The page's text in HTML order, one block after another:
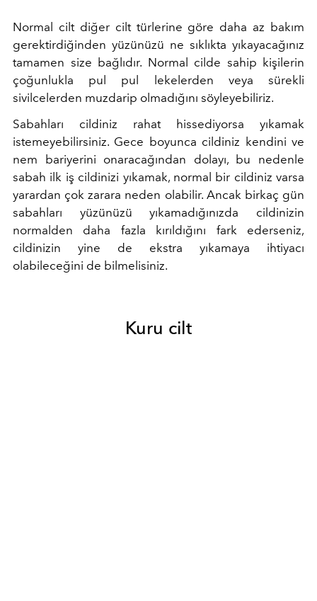
Normal cilt diğer cilt türlerine göre daha az bakım
gerektirdiğinden yüzünüzü ne sıklıkta yıkayacağınız
tamamen size bağlıdır. Normal cilde sahip kişilerin
çoğunlukla pul pul lekelerden veya sürekli
sivilcelerden muzdarip olmadığını söyleyebiliriz.
Sabahları cildiniz rahat hissediyorsa yıkamak
istemeyebilirsiniz. Gece boyunca cildiniz kendini ve
nem bariyerini onaracağından dolayı, bu nedenle
sabah ilk iş cildinizi yıkamak, normal bir cildiniz varsa
yarardan çok zarara neden olabilir. Ancak birkaç gün
sabahları yüzünüzü yıkamadığınızda cildinizin
normalden daha fazla kırıldığını fark ederseniz,
cildinizin yine de ekstra yıkamaya ihtiyacı
olabileceğini de bilmelisiniz.
Kuru cilt